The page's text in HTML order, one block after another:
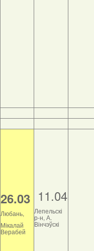
26.03
Любань,
Мікалай
Верабей
11.04
Лепельскі
р-н, А.
Вінчэўскі